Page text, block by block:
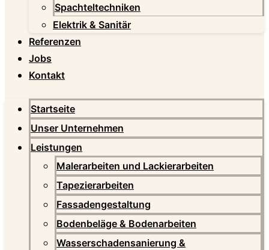
Spachteltechniken
Elektrik & Sanitär
Referenzen
Jobs
Kontakt
Startseite
Unser Unternehmen
Leistungen
Malerarbeiten und Lackierarbeiten
Tapezierarbeiten
Fassadengestaltung
Bodenbeläge & Bodenarbeiten
Wasserschadensanierung &